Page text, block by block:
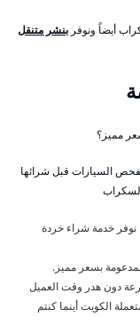
أيضاً ونوفر بنشر متنقل
مميز؟
السيارات قبل شرائها
خدمة شراء خردة
بسعر مميز.
دون هدر وقت العميل
الكويت أينما كنتم